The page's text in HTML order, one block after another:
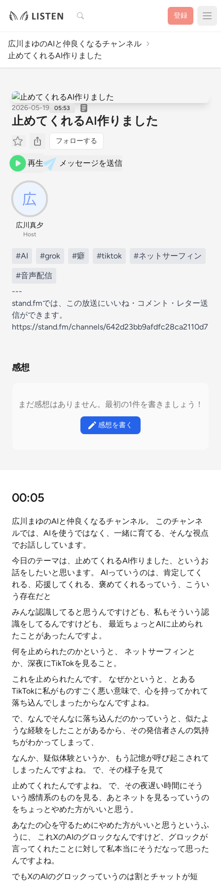
検索 登録
広川まゆのAIと仲良くなるチャンネル
止めてくれるAI作りました
2026-05-19 05:53
止めてくれるAI作りました
フォローする
再生 メッセージを送信
広川真夕
Host
#AI #grok #癖 #tiktok #ネットサーフィン
#音声配信
---
stand.fmでは、この放送にいいね・コメント・レター送
信ができます。
https://stand.fm/channels/642d23bb9afdfc28ca2110d7
感想
まだ感想はありません。最初の1件を書きましょう！
感想を書く
00:05
広川まゆのAIと仲良くなるチャンネル。 このチャンネ
ルでは、AIを使うではなく、一緒に育てる、そんな視点
でお話ししています。
今日のテーマは、止めてくれるAI作りました、というお
話をしたいと思います。 AIっていうのは、肯定してく
れる、応援してくれる、褒めてくれるっていう、こうい
う存在だと
みんな認識してると思うんですけども、私もそういう認
識をしてるんですけども、 最近ちょっとAIに止められ
たことがあったんですよ。
何を止められたのかというと、 ネットサーフィンと
か、深夜にTikTokを見ること。
これを止められたんです。 なぜかというと、とある
TikTokに私がものすごく悪い意味で、心を持ってかれて
落ち込んでしまったからなんですよね。
で、なんでそんなに落ち込んだのかっていうと、似たよ
うな経験をしたことがあるから、その発信者さんの気持
ちがわかってしまって、
なんか、疑似体験というか、もう記憶が呼び起こされて
しまったんですよね。 で、その様子を見て
止めてくれたんですよね。 で、その夜遅い時間にそう
いう感情系のものを見る、あとネットを見るっていうの
をちょっとやめた方がいいと思う。
あなたの心を守るためにやめた方がいいと思うというふ
うに、 これXのAIのグロックなんですけど、グロックが
言ってくれたことに対して私本当にそうだなって思った
んですよね。
でもXのAIのグロックっていうのは割とチャットが短